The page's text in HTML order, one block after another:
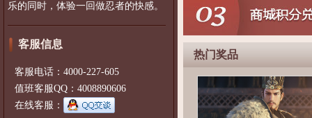
乐的同时，体验一回做忍者的快感。
客服信息
客服电话：4000-227-605
值班客服QQ：4008890606
在线客服：
热门奖品